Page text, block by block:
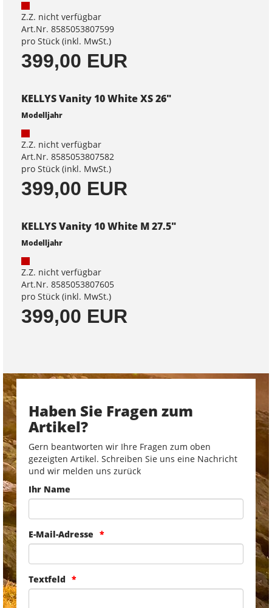
Z.Z. nicht verfügbar
Art.Nr. 8585053807599
pro Stück (inkl. MwSt.)
399,00 EUR
KELLYS Vanity 10 White XS 26"
Modelljahr
Z.Z. nicht verfügbar
Art.Nr. 8585053807582
pro Stück (inkl. MwSt.)
399,00 EUR
KELLYS Vanity 10 White M 27.5"
Modelljahr
Z.Z. nicht verfügbar
Art.Nr. 8585053807605
pro Stück (inkl. MwSt.)
399,00 EUR
Haben Sie Fragen zum
Artikel?
Gern beantworten wir Ihre Fragen zum oben
gezeigten Artikel. Schreiben Sie uns eine Nachricht
und wir melden uns zurück
Ihr Name
E-Mail-Adresse
Textfeld